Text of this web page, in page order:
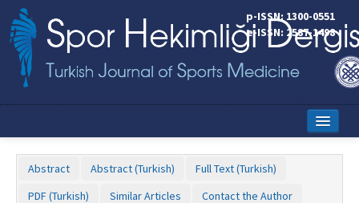
p-ISSN: 1300-0551
e-ISSN: 2587-1498
Abstract Abstract (Turkish)
Full Text (Turkish)
PDF (Turkish)
Similar Articles
Contact the Author